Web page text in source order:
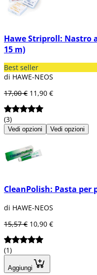
Hawe Striproll: Nastro
15 m)
Best seller
di HAWE-NEOS
17,00 € 11,90 €
(3)
Vedi opzioni Vedi opzioni
CleanPolish: Pasta per
di HAWE-NEOS
15,57 € 10,90 €
(1)
Aggiungi